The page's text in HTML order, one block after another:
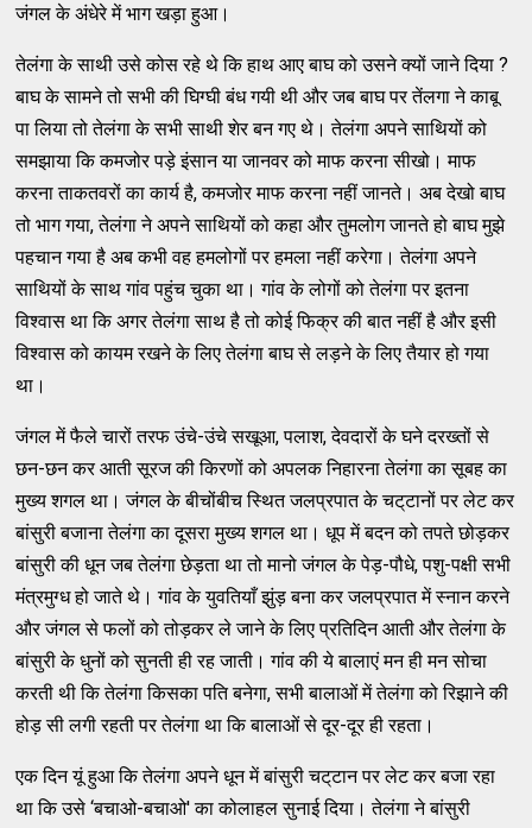
जंगल के अंधेरे में भाग खड़ा हुआ।
तेलंगा के साथी उसे कोस रहे थे कि हाथ आए बाघ को उसने क्‍यों जाने दिया ?
बाघ के सामने तो सभी की घिग्‍घी बंध गयी थी और जब बाघ पर तेंलगा ने काबू
पा लिया तो तेलंगा के सभी साथी शेर बन गए थे। तेलंगा अपने साथियों को
समझाया कि कमजोर पड़े इंसान या जानवर को माफ करना सीखो। माफ
करना ताकतवरों का कार्य है, कमजोर माफ करना नहीं जानते। अब देखो बाघ
तो भाग गया, तेलंगा ने अपने साथियों को कहा और तुमलोग जानते हो बाघ मुझे
पहचान गया है अब कभी वह हमलोगों पर हमला नहीं करेगा। तेलंगा अपने
साथियों के साथ गांव पहुंच चुका था। गांव के लोगों को तेलंगा पर इतना
विश्‍वास था कि अगर तेलंगा साथ है तो कोई फिक्र की बात नहीं है और इसी
विश्‍वास को कायम रखने के लिए तेलंगा बाघ से लड़ने के लिए तैयार हो गया
था।
जंगल में फैले चारों तरफ उंचे-उंचे सखूआ, पलाश, देवदारों के घने दरख्‍तों से
छन-छन कर आती सूरज की किरणों को अपलक निहारना तेलंगा का सूबह का
मुख्‍य शगल था। जंगल के बीचोंबीच स्‍थित जलप्रपात के चट्‌टानों पर लेट कर
बांसुरी बजाना तेलंगा का दूसरा मुख्‍य शगल था। धूप में बदन को तपते छोड़कर
बांसुरी की धून जब तेलंगा छेड़ता था तो मानो जंगल के पेड़-पौधे, पशु-पक्षी सभी
मंत्रमुग्‍ध हो जाते थे। गांव के युवतियाँ झुंड़ बना कर जलप्रपात में स्‍नान करने
और जंगल से फलों को तोड़कर ले जाने के लिए प्रतिदिन आती और तेलंगा के
बांसुरी के धुनों को सुनती ही रह जाती। गांव की ये बालाएं मन ही मन सोचा
करती थी कि तेलंगा किसका पति बनेगा, सभी बालाओं में तेलंगा को रिझाने की
होड़ सी लगी रहती पर तेलंगा था कि बालाओं से दूर-दूर ही रहता।
एक दिन यूं हुआ कि तेलंगा अपने धून में बांसुरी चट्‌टान पर लेट कर बजा रहा
था कि उसे ‘बचाओ-बचाओ' का कोलाहल सुनाई दिया। तेलंगा ने बांसुरी